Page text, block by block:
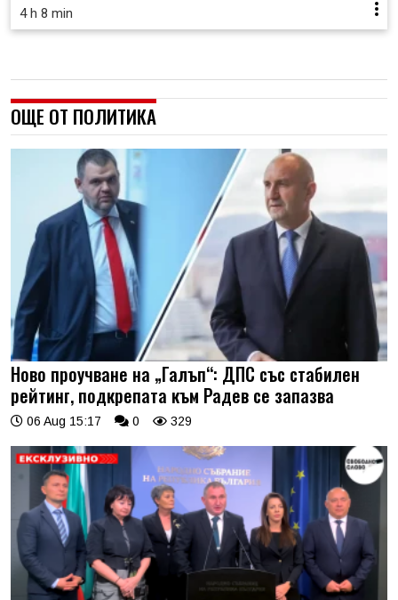
4 h 8 min
ОЩЕ ОТ ПОЛИТИКА
Ново проучване на „Галъп“: ДПС със стабилен
рейтинг, подкрепата към Радев се запазва
06 Aug 15:17 0 329